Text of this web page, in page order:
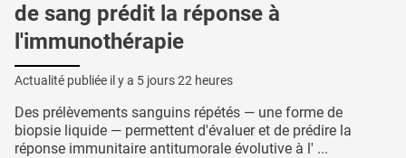
de sang prédit la réponse à
l'immunothérapie
Actualité publiée il y a 5 jours 22 heures
Des prélèvements sanguins répétés — une forme de
biopsie liquide — permettent d'évaluer et de prédire la
réponse immunitaire antitumorale évolutive à l' ...